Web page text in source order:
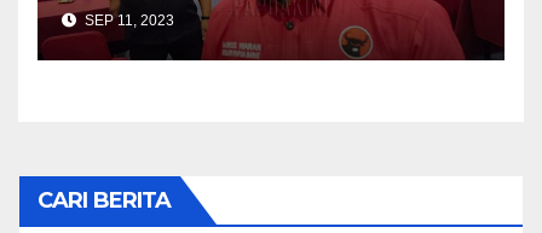
Gubernur
SEP 11, 2023
CARI BERITA